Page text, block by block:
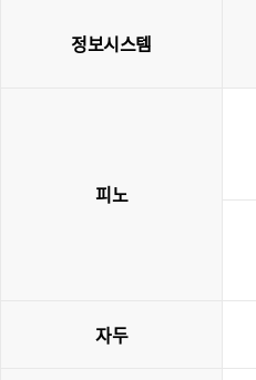
정보시스템
피노
자두